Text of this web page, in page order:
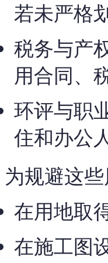
若未严格
税务与产
用合同、
环评与职
住和办公
为规避这
在用地取
在施工图